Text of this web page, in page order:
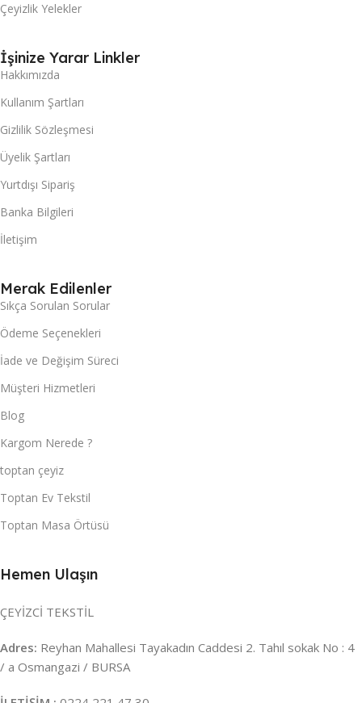
Çeyizlik Yelekler
İşinize Yarar Linkler
Hakkımızda
Kullanım Şartları
Gizlilik Sözleşmesi
Üyelik Şartları
Yurtdışı Sipariş
Banka Bilgileri
İletişim
Merak Edilenler
Sıkça Sorulan Sorular
Ödeme Seçenekleri
İade ve Değişim Süreci
Müşteri Hizmetleri
Blog
Kargom Nerede ?
toptan çeyiz
Toptan Ev Tekstil
Toptan Masa Örtüsü
Hemen Ulaşın
ÇEYİZCİ TEKSTİL
Adres: Reyhan Mahallesi Tayakadın Caddesi 2. Tahıl sokak No : 4
/ a Osmangazi / BURSA